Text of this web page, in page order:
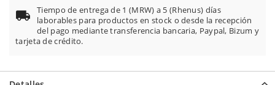
Tiempo de entrega de 1 (MRW) a 5 (Rhenus) días
laborables para productos en stock o desde la recepción
del pago mediante transferencia bancaria, Paypal, Bizum y
tarjeta de crédito.